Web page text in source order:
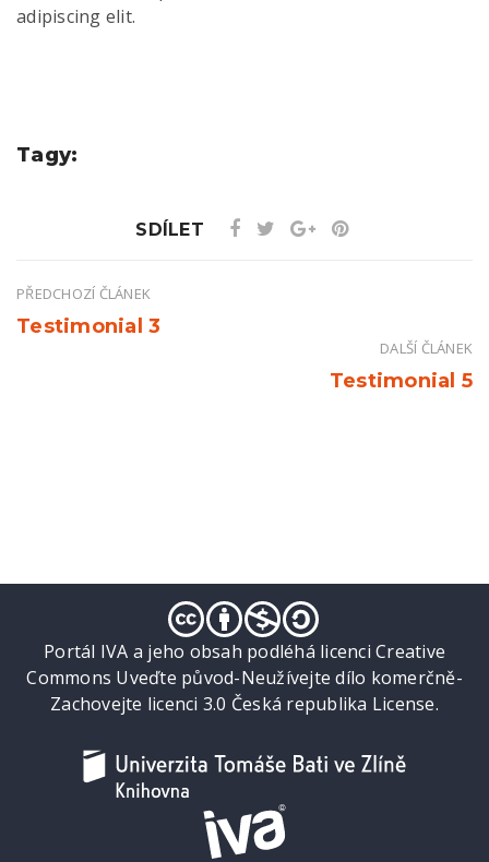
adipiscing elit.
Tagy:
SDÍLET
Post
PŘEDCHOZÍ ČLÁNEK
Testimonial 3
DALŠÍ ČLÁNEK
Testimonial 5
Portál IVA a jeho obsah podléhá licenci Creative
Commons Uveďte původ-Neužívejte dílo komerčně-
Zachovejte licenci 3.0 Česká republika License.